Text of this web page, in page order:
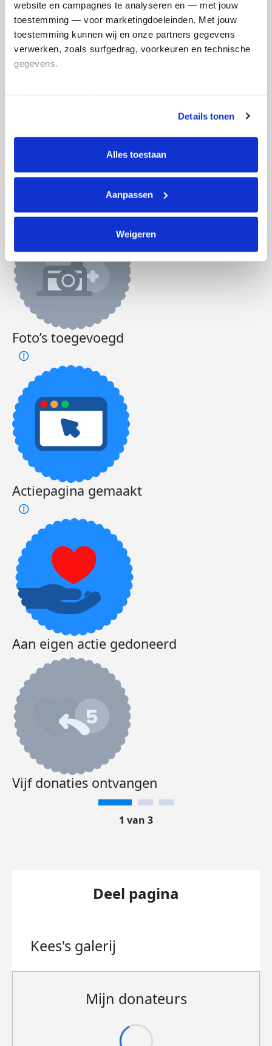
website en campagnes te analyseren en — met jouw
toestemming — voor marketingdoeleinden. Met jouw
toestemming kunnen wij en onze partners gegevens
verwerken, zoals surfgedrag, voorkeuren en technische
gegevens.
tonen. Je kunt je toestemming op elk moment wijzigen of
intrekken via Cookie instellingen onderaan de pagina. De
lijst met cookies is te vinden in het tabblad “details”.
Details tonen
Alles toestaan
Aanpassen
Weigeren
Doneer nu
€34 €33
Kees's badges
Foto’s toegevoegd
Actiepagina gemaakt
Aan eigen actie gedoneerd
Vijf donaties ontvangen
1 van 3
Deel pagina
Kees's galerij
Mijn donateurs